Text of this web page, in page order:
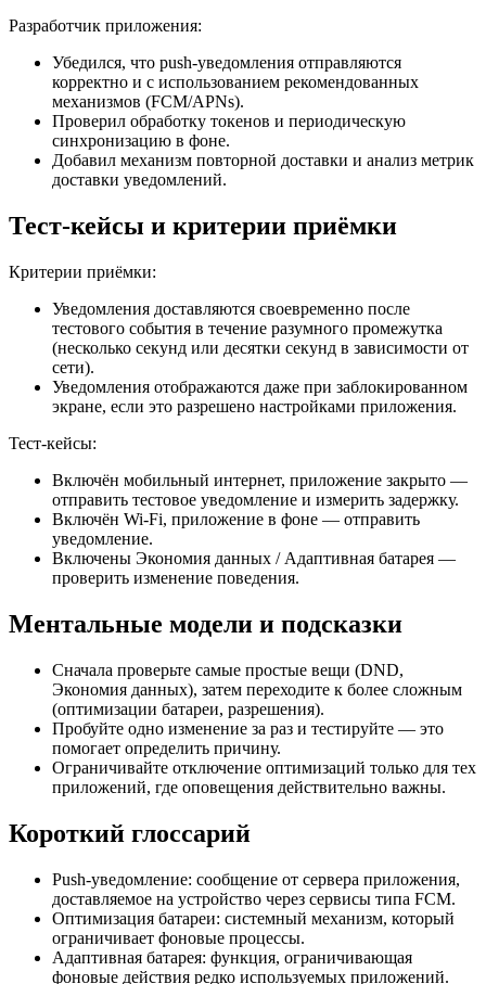
Разработчик приложения:
Убедился, что push-уведомления отправляются
корректно и с использованием рекомендованных
механизмов (FCM/APNs).
Проверил обработку токенов и периодическую
синхронизацию в фоне.
Добавил механизм повторной доставки и анализ метрик
доставки уведомлений.
Тест-кейсы и критерии приёмки
Критерии приёмки:
Уведомления доставляются своевременно после
тестового события в течение разумного промежутка
(несколько секунд или десятки секунд в зависимости от
сети).
Уведомления отображаются даже при заблокированном
экране, если это разрешено настройками приложения.
Тест-кейсы:
Включён мобильный интернет, приложение закрыто —
отправить тестовое уведомление и измерить задержку.
Включён Wi‑Fi, приложение в фоне — отправить
уведомление.
Включены Экономия данных / Адаптивная батарея —
проверить изменение поведения.
Ментальные модели и подсказки
Сначала проверьте самые простые вещи (DND,
Экономия данных), затем переходите к более сложным
(оптимизации батареи, разрешения).
Пробуйте одно изменение за раз и тестируйте — это
помогает определить причину.
Ограничивайте отключение оптимизаций только для тех
приложений, где оповещения действительно важны.
Короткий глоссарий
Push-уведомление: сообщение от сервера приложения,
доставляемое на устройство через сервисы типа FCM.
Оптимизация батареи: системный механизм, который
ограничивает фоновые процессы.
Адаптивная батарея: функция, ограничивающая
фоновые действия редко используемых приложений.